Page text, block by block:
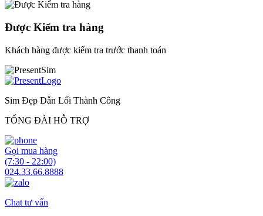
Được Kiểm tra hàng
Khách hàng được kiểm tra trước thanh toán
Sim Đẹp Dẫn Lối Thành Công
TỔNG ĐÀI HỖ TRỢ
Gọi mua hàng
(7:30 - 22:00)
024.33.66.8888
Chat tư vấn